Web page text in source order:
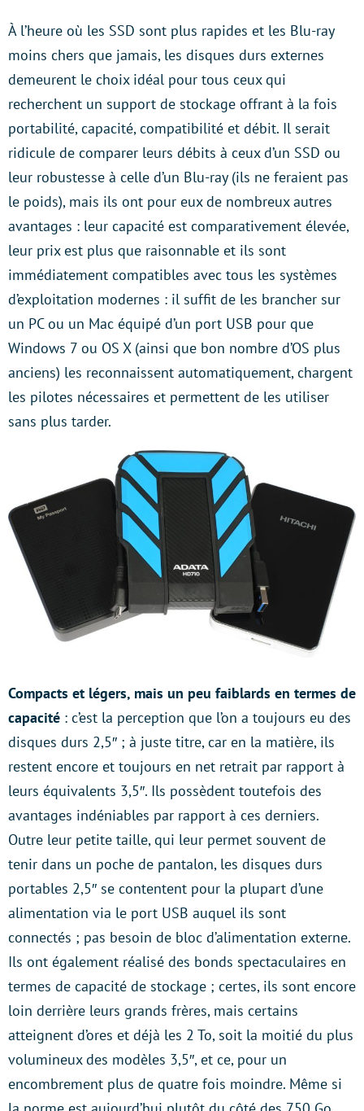
À l’heure où les SSD sont plus rapides et les Blu-ray
moins chers que jamais, les disques durs externes
demeurent le choix idéal pour tous ceux qui
recherchent un support de stockage offrant à la fois
portabilité, capacité, compatibilité et débit. Il serait
ridicule de comparer leurs débits à ceux d’un SSD ou
leur robustesse à celle d’un Blu-ray (ils ne feraient pas
le poids), mais ils ont pour eux de nombreux autres
avantages : leur capacité est comparativement élevée,
leur prix est plus que raisonnable et ils sont
immédiatement compatibles avec tous les systèmes
d’exploitation modernes : il suffit de les brancher sur
un PC ou un Mac équipé d’un port USB pour que
Windows 7 ou OS X (ainsi que bon nombre d’OS plus
anciens) les reconnaissent automatiquement, chargent
les pilotes nécessaires et permettent de les utiliser
sans plus tarder.
Compacts et légers, mais un peu faiblards en termes de
capacité : c’est la perception que l’on a toujours eu des
disques durs 2,5″ ; à juste titre, car en la matière, ils
restent encore et toujours en net retrait par rapport à
leurs équivalents 3,5″. Ils possèdent toutefois des
avantages indéniables par rapport à ces derniers.
Outre leur petite taille, qui leur permet souvent de
tenir dans un poche de pantalon, les disques durs
portables 2,5″ se contentent pour la plupart d’une
alimentation via le port USB auquel ils sont
connectés ; pas besoin de bloc d’alimentation externe.
Ils ont également réalisé des bonds spectaculaires en
termes de capacité de stockage ; certes, ils sont encore
loin derrière leurs grands frères, mais certains
atteignent d’ores et déjà les 2 To, soit la moitié du plus
volumineux des modèles 3,5″, et ce, pour un
encombrement plus de quatre fois moindre. Même si